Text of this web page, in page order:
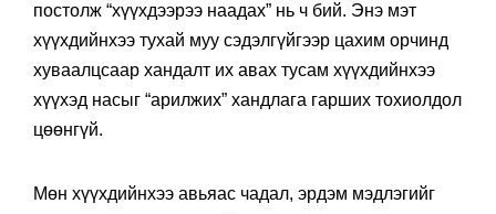
постолж “хүүхдээрээ наадах” нь ч бий. Энэ мэт
хүүхдийнхээ тухай муу сэдэлгүйгээр цахим орчинд
хуваалцсаар хандалт их авах тусам хүүхдийнхээ
хүүхэд насыг “арилжих” хандлага гарших тохиолдол
цөөнгүй.
Мөн хүүхдийнхээ авьяас чадал, эрдэм мэдлэгийг